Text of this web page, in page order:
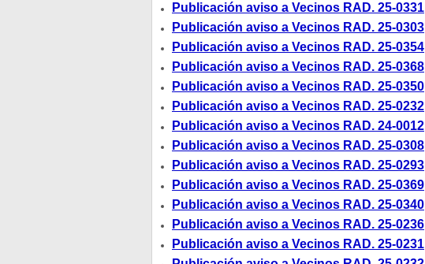
Publicación aviso a Vecinos RAD. 25-0331
Publicación aviso a Vecinos RAD. 25-0303
Publicación aviso a Vecinos RAD. 25-0354
Publicación aviso a Vecinos RAD. 25-0368
Publicación aviso a Vecinos RAD. 25-0350
Publicación aviso a Vecinos RAD. 25-0232
Publicación aviso a Vecinos RAD. 24-0012
Publicación aviso a Vecinos RAD. 25-0308
Publicación aviso a Vecinos RAD. 25-0293
Publicación aviso a Vecinos RAD. 25-0369
Publicación aviso a Vecinos RAD. 25-0340
Publicación aviso a Vecinos RAD. 25-0236
Publicación aviso a Vecinos RAD. 25-0231